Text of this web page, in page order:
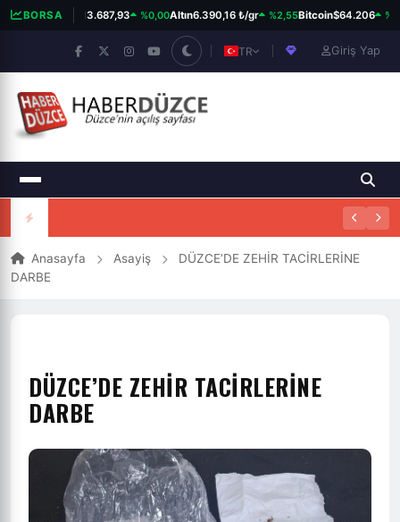
BORSA
BIST 100 13.687,93 %0,00Altın6.390,16 ₺/gr %2,55Bitcoin$64.206
TR Giriş Yap
Anasayfa Asayiş
DÜZCE’DE ZEHİR TACİRLERİNE
DARBE
DÜZCE’DE ZEHİR TACİRLERİNE
DARBE